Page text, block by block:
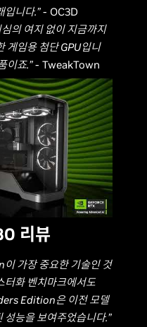
입니다.”- OC3D
의 여지 없이 지금까지
게임용 첨단 GPU입니
이죠.”- TweakTown
리뷰
가장 중요한 기술인 것
터화 벤치마크에서도
Edition은 이전 모델
성능을 보여주었습니다.”